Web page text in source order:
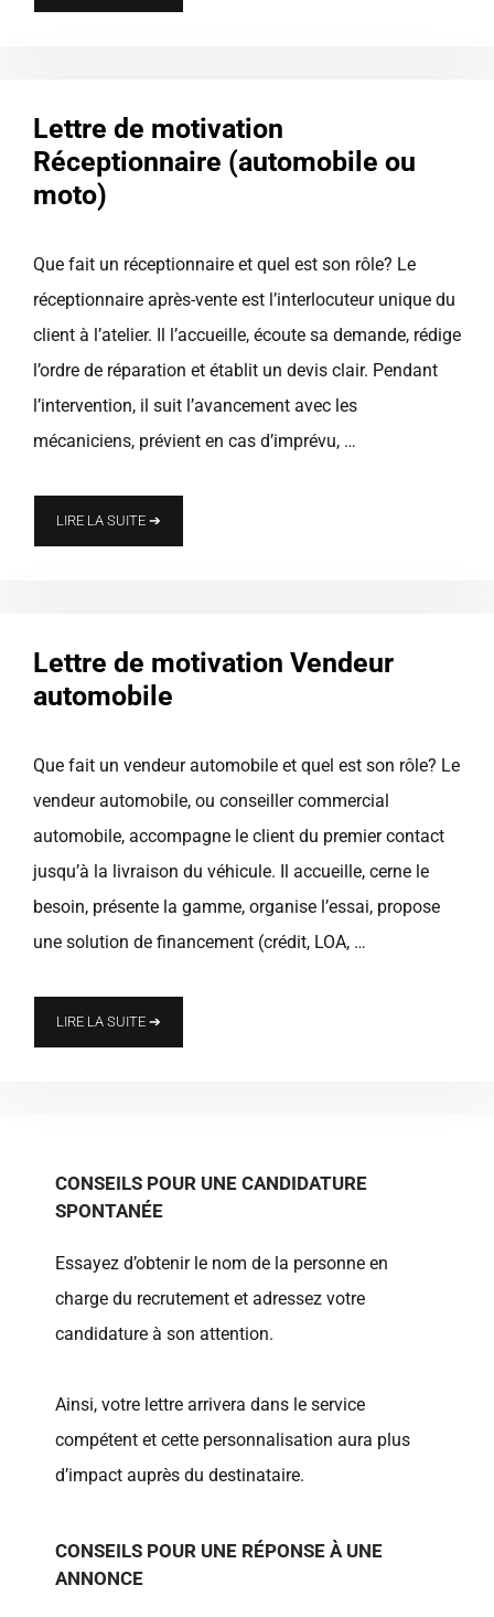
Lettre de motivation
Réceptionnaire (automobile ou
moto)
Que fait un réceptionnaire et quel est son rôle? Le
réceptionnaire après-vente est l’interlocuteur unique du
client à l’atelier. Il l’accueille, écoute sa demande, rédige
l’ordre de réparation et établit un devis clair. Pendant
l’intervention, il suit l’avancement avec les
mécaniciens, prévient en cas d’imprévu, …
LIRE LA SUITE ➔
Lettre de motivation Vendeur
automobile
Que fait un vendeur automobile et quel est son rôle? Le
vendeur automobile, ou conseiller commercial
automobile, accompagne le client du premier contact
jusqu’à la livraison du véhicule. Il accueille, cerne le
besoin, présente la gamme, organise l’essai, propose
une solution de financement (crédit, LOA, …
LIRE LA SUITE ➔
CONSEILS POUR UNE CANDIDATURE
SPONTANÉE
Essayez d’obtenir le nom de la personne en
charge du recrutement et adressez votre
candidature à son attention.
Ainsi, votre lettre arrivera dans le service
compétent et cette personnalisation aura plus
d’impact auprès du destinataire.
CONSEILS POUR UNE RÉPONSE À UNE
ANNONCE